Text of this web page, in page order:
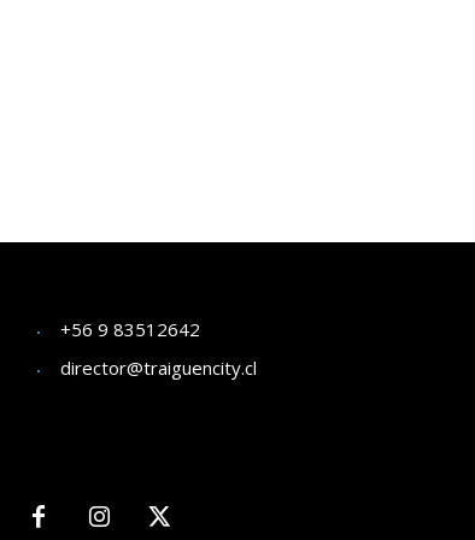
+56 9 83512642
director@traiguencity.cl